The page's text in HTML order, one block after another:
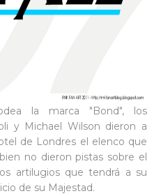
la marca "Bond", los
y Michael Wilson dieron a
de Londres el elenco que
no dieron pistas sobre el
artilugios que tendrá a su
de su Majestad.